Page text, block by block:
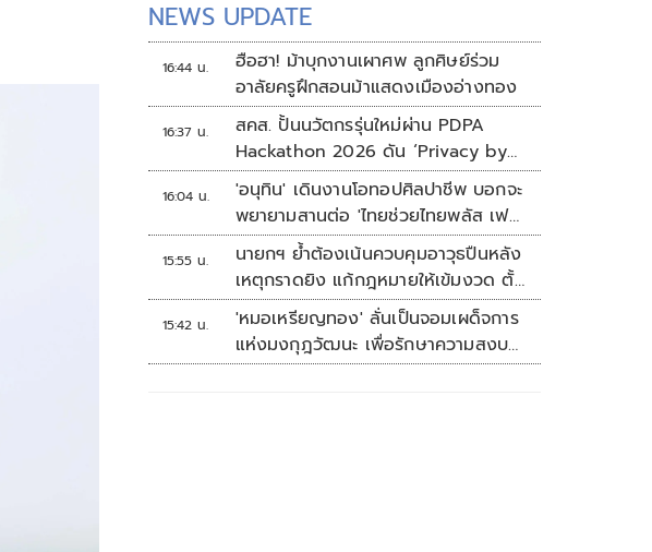
NEWS UPDATE
16:44 น.
ฮือฮา! ม้าบุกงานเผาศพ ลูกศิษย์ร่วม
อาลัยครูฝึกสอนม้าแสดงเมืองอ่างทอง
16:37 น.
สคส. ปั้นนวัตกรรุ่นใหม่ผ่าน PDPA
Hackathon 2026 ดัน ‘Privacy by
Design for all’ สู่โซลูชันคุ้มครอง
ข้อมูลส่วนบุคคลที่ใช้ได้จริง
16:04 น.
'อนุทิน' เดินงานโอทอปศิลปาชีพ บอกจะ
พยายามสานต่อ 'ไทยช่วยไทยพลัส เฟส
2'
15:55 น.
นายกฯ ย้ำต้องเน้นควบคุมอาวุธปืนหลัง
เหตุกราดยิง แก้กฎหมายให้เข้มงวด ตั้ง
ด่านตรวจเพิ่ม
15:42 น.
'หมอเหรียญทอง' ลั่นเป็นจอมเผด็จการ
แห่งมงกุฎวัฒนะ เพื่อรักษาความสงบ
ปลอดภัยภายในรพ.